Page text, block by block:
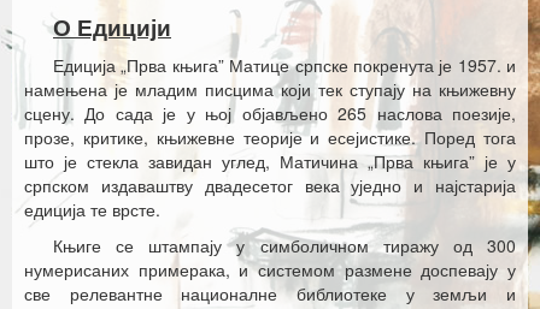
Каталог издања
Летопис Матице српске
Гласник Матице српске
Е–издања
Вести
Најаве
О Едицији
Едиција „Прва књига” Матице српске покренута је 1957. и
намењена је младим писцима који тек ступају на књижевну
сцену. До сада је у њој објављено 265 наслова поезије,
прозе, критике, књижевне теорије и есејистике. Поред тога
што је стекла завидан углед, Матичина „Прва књига” је у
српском издаваштву двадесетог века уједно и најстарија
едиција те врсте.
Књиге се штампају у симболичном тиражу од 300
нумерисаних примерака, и системом размене доспевају у
све релевантне националне библиотеке у земљи и